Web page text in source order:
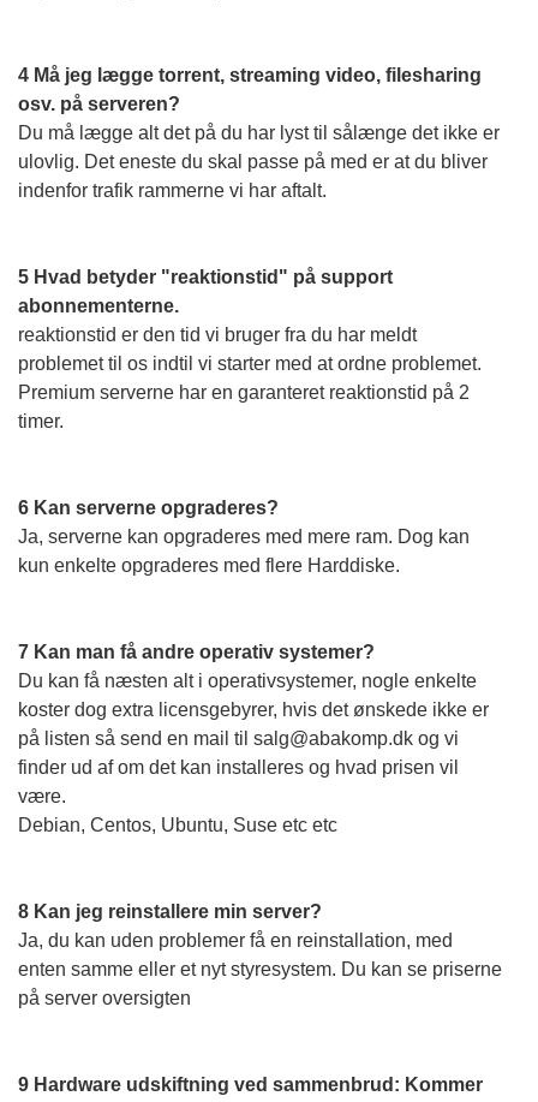
4 Må jeg lægge torrent, streaming video, filesharing
osv. på serveren?
Du må lægge alt det på du har lyst til sålænge det ikke er
ulovlig. Det eneste du skal passe på med er at du bliver
indenfor trafik rammerne vi har aftalt.
5 Hvad betyder "reaktionstid" på support
abonnementerne.
reaktionstid er den tid vi bruger fra du har meldt
problemet til os indtil vi starter med at ordne problemet.
Premium serverne har en garanteret reaktionstid på 2
timer.
6 Kan serverne opgraderes?
Ja, serverne kan opgraderes med mere ram. Dog kan
kun enkelte opgraderes med flere Harddiske.
7 Kan man få andre operativ systemer?
Du kan få næsten alt i operativsystemer, nogle enkelte
koster dog extra licensgebyrer, hvis det ønskede ikke er
på listen så send en mail til salg@abakomp.dk og vi
finder ud af om det kan installeres og hvad prisen vil
være.
Debian, Centos, Ubuntu, Suse etc etc
8 Kan jeg reinstallere min server?
Ja, du kan uden problemer få en reinstallation, med
enten samme eller et nyt styresystem. Du kan se priserne
på server oversigten
9 Hardware udskiftning ved sammenbrud: Kommer